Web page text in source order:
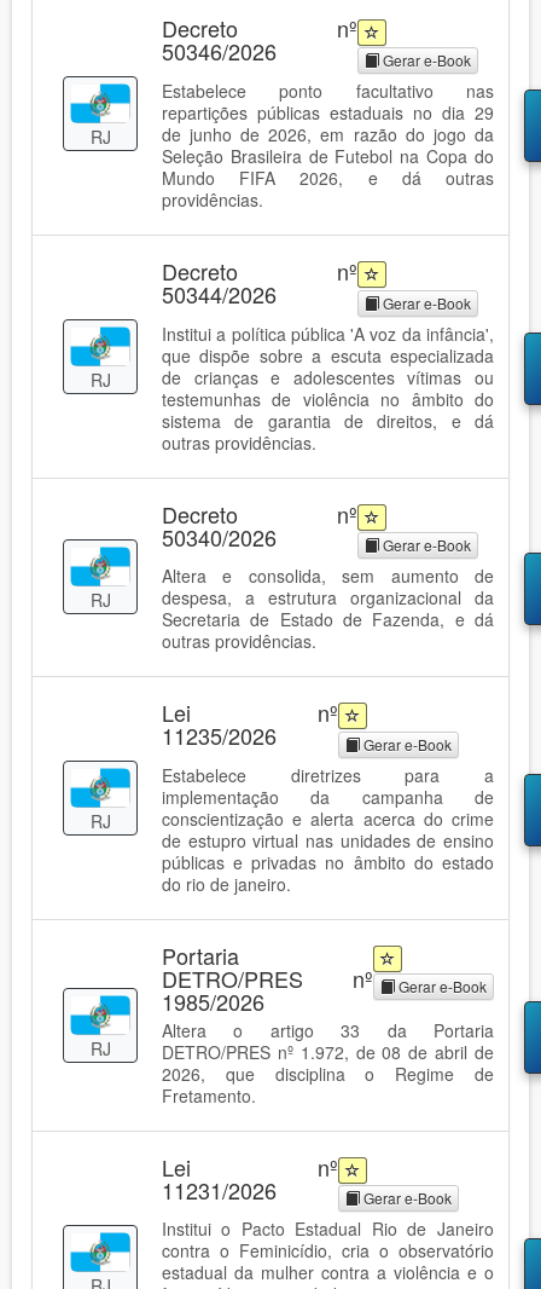
RJ
Decreto nº
50346/2026 Gerar e-Book
Estabelece ponto facultativo nas
repartições públicas estaduais no dia 29
de junho de 2026, em razão do jogo da
Seleção Brasileira de Futebol na Copa do
Mundo FIFA 2026, e dá outras
providências.
RJ
Decreto nº
50344/2026 Gerar e-Book
Institui a política pública 'A voz da infância',
que dispõe sobre a escuta especializada
de crianças e adolescentes vítimas ou
testemunhas de violência no âmbito do
sistema de garantia de direitos, e dá
outras providências.
RJ
Decreto nº
50340/2026 Gerar e-Book
Altera e consolida, sem aumento de
despesa, a estrutura organizacional da
Secretaria de Estado de Fazenda, e dá
outras providências.
RJ
Lei nº
11235/2026 Gerar e-Book
Estabelece diretrizes para a
implementação da campanha de
conscientização e alerta acerca do crime
de estupro virtual nas unidades de ensino
públicas e privadas no âmbito do estado
do rio de janeiro.
RJ
Portaria
DETRO/PRES nº
1985/2026 Gerar e-Book
Altera o artigo 33 da Portaria
DETRO/PRES nº 1.972, de 08 de abril de
2026, que disciplina o Regime de
Fretamento.
Lei nº
11231/2026 Gerar e-Book
Institui o Pacto Estadual Rio de Janeiro
contra o Feminicídio, cria o observatório
estadual da mulher contra a violência e o